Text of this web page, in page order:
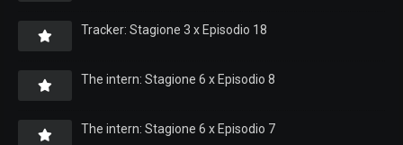
Tracker: Stagione 3 x Episodio 18
The intern: Stagione 6 x Episodio 8
The intern: Stagione 6 x Episodio 7